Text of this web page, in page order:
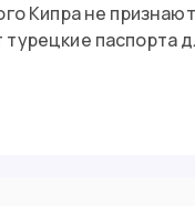
Кипра не
паспорта